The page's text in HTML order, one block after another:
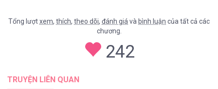
Tổng lượtxem, thích, theo dõi, đánh giá và bình luận của tất cả các
chương.
242
TRUYỆN LIÊN QUAN